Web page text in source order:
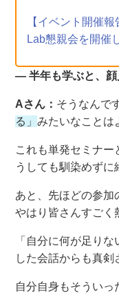
【イベント開催
Lab懇親会を開催
― 半年も学ぶと、顔
Aさん： そうなんで
る」みたいなことは
これも単発セミナ
うしても馴染めずに
あと、先ほどの参加
やはり皆さんすごく
「自分に何が足り
した会話からも真剣
自分自身もそうい